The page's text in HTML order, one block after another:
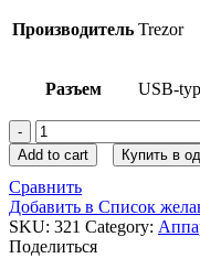
Производитель Trezor
Разъем USB-
Аппаратный
кошелек
Trezor
Model
T
quantity
Add to cart Купить в
Сравнить
Добавить в Список
SKU: 321 Category:
Поделиться